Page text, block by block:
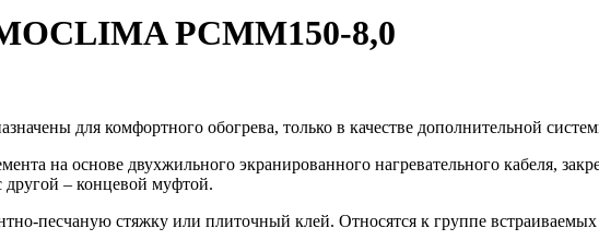
PCMM150-8,0
для комфортного обогрева, только в качестве дополнительной
на основе двухжильного экранированного нагревательного кабеля,
– концевой муфтой.
песчаную стяжку или плиточный клей. Относятся к группе